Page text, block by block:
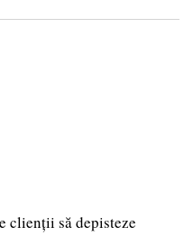
clienții să depisteze